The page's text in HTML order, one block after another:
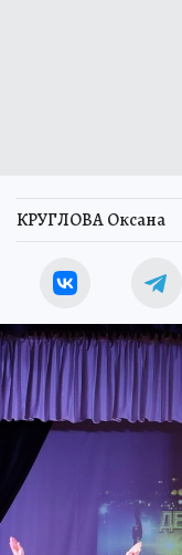
КРУГЛОВА Оксана